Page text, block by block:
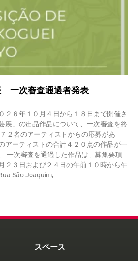
一次審査通過者発表
２６年１０月４日から１８日まで開催さ
展」の出品作品について、一次審査を終
２名のアーティストからの応募があ
アーティストの合計４２０点の作品が一
一次審査を通過した作品は、募集要項
２３日および２４日の午前１０時から午
São Joaquim,
スペース